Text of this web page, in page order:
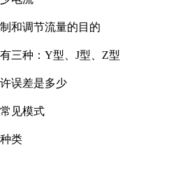
和调节流量的目的
三种：Y型、J型、Z型
误差是多少
见模式
类